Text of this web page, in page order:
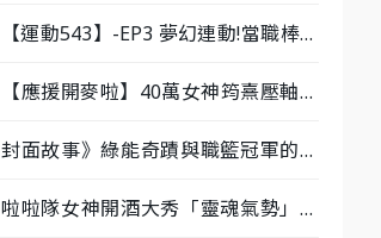
【運動543】-EP3 夢幻連動!當職棒傳
【應援開麥啦】40萬女神筠熹壓軸！
比一個會-ep2
封面故事》綠能奇蹟與職籃冠軍的背
事》大談「心酸創業學」
啦啦隊女神開酒大秀「靈魂氣勢」！